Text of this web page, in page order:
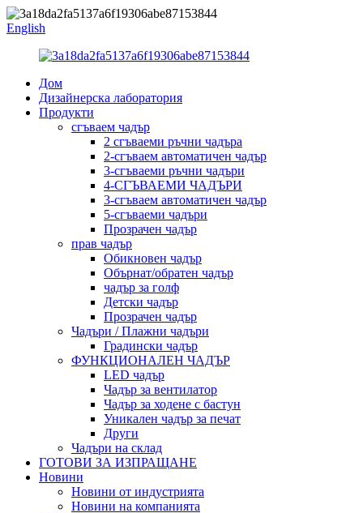
English
Дом
Дизайнерска лаборатория
Продукти
сгъваем чадър
2 сгъваеми ръчни чадъра
2-сгъваем автоматичен чадър
3-сгъваеми ръчни чадъри
4-СГЪВАЕМИ ЧАДЪРИ
3-сгъваем автоматичен чадър
5-сгъваеми чадъри
Прозрачен чадър
прав чадър
Обикновен чадър
Обърнат/обратен чадър
чадър за голф
Детски чадър
Прозрачен чадър
Чадъри / Плажни чадъри
Градински чадър
ФУНКЦИОНАЛЕН ЧАДЪР
LED чадър
Чадър за вентилатор
Чадър за ходене с бастун
Уникален чадър за печат
Други
Чадъри на склад
ГОТОВИ ЗА ИЗПРАЩАНЕ
Новини
Новини от индустрията
Новини на компанията